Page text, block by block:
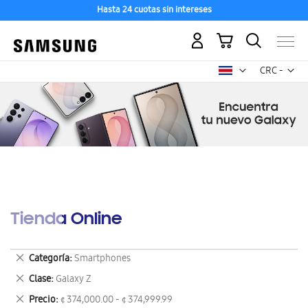
Hasta 24 cuotas sin intereses
CRC -
colón
Mi carrito
Tienda Online
Categoría Smartphones
Eliminar
este
artículo
Clase Galaxy Z
Eliminar
este
Precio ¢ 374,000.00 - ¢ 374,999.99
Eliminar